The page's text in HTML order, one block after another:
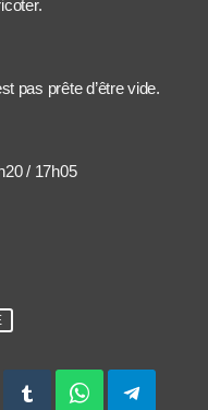
pas prête d’être vide.
/ 17h05